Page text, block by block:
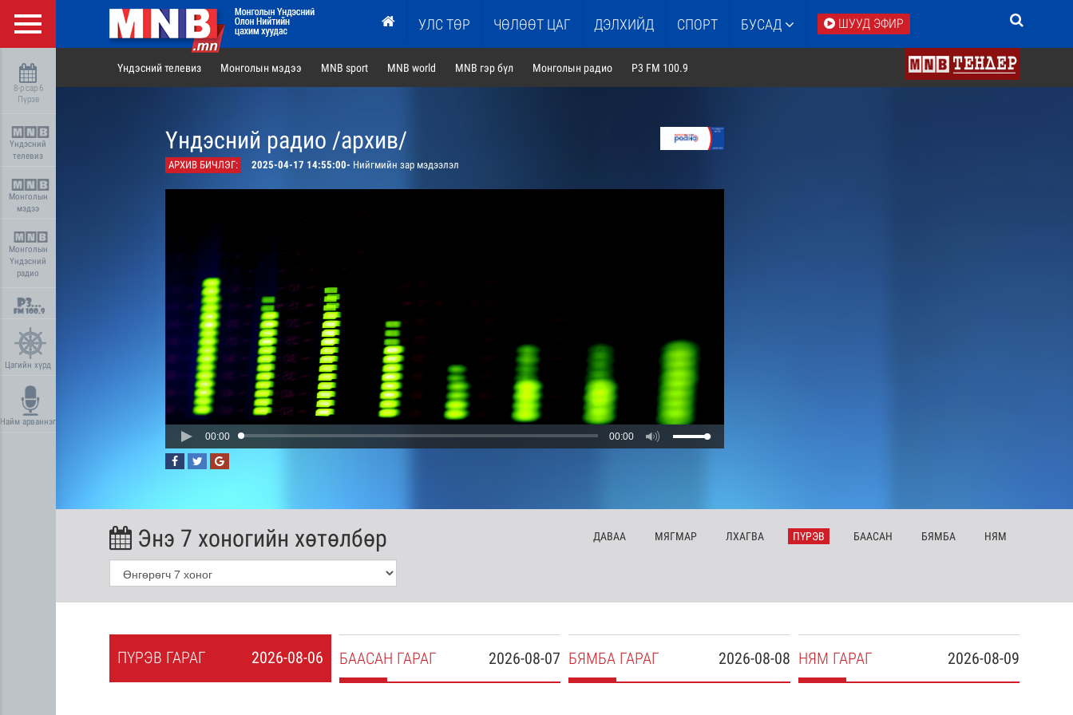
УЛС ТӨР ЧӨЛӨӨТ ЦАГ ДЭЛХИЙД СПОРТ БУСАД ШУУД ЭФИР
8-р сар 6
Пүрэв
Үндэсний
телевиз
Монголын
мэдээ
Монголын
Үндэсний
радио
Цагийн хүрд
Найм арваннэг
Үндэсний телевиз Монголын мэдээ MNB sport MNB world MNB гэр бүл Монголын радио P3 FM 100.9
Үндэсний радио /архив/
АРХИВ БИЧЛЭГ: 2025-04-17 14:55:00- Нийгмийн зар мэдээлэл
00:00 00:00
Энэ 7 хоногийн хөтөлбөр ДАВАА МЯГМАР ЛХАГВА ПҮРЭВ БААСАН БЯМБА НЯМ
2026-08-06
ПҮРЭВ ГАРАГ 2026-08-07
БААСАН ГАРАГ 2026-08-08
БЯМБА ГАРАГ 2026-08-09
НЯМ ГАРАГ